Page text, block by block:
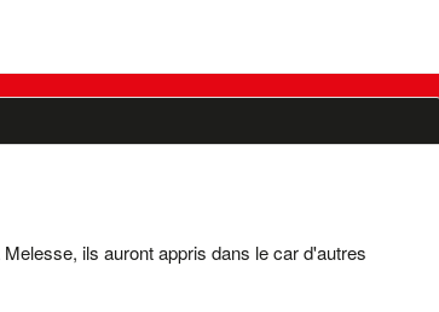
ils auront appris dans le car d'autres